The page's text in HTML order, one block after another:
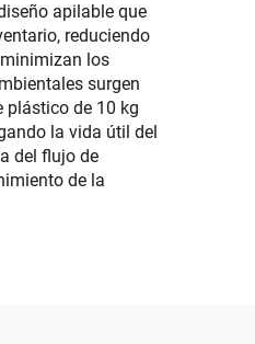
apilable que
reduciendo
los
surgen
plástico de 10 kg
la vida útil del
del flujo de
de la